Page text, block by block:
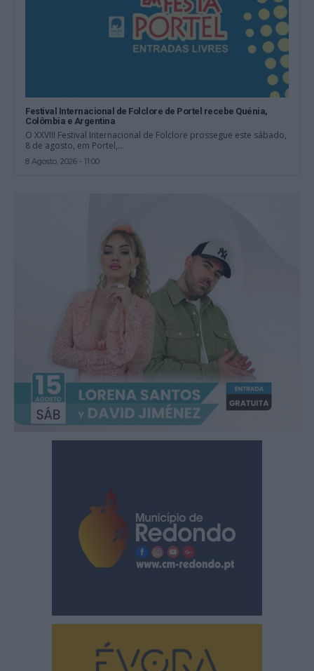
Festival Internacional de Folclore de Portel recebe Quénia,
Colômbia e Argentina
O XXVIII Festival Internacional de Folclore prossegue este sábado,
8 de agosto, em Portel,...
8 Agosto, 2026 - 11:00